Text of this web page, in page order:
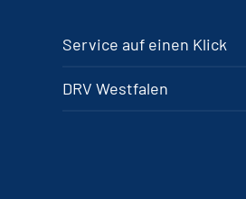
Service auf einen Klick
DRV Westfalen